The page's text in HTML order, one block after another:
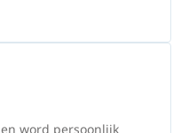
word persoonlijk